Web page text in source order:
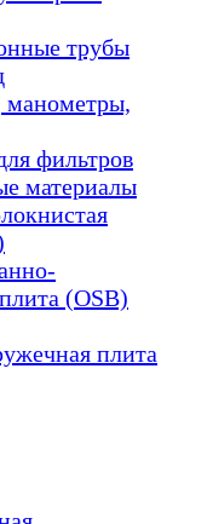
трубы
манометры,
фильтров
материалы
(OSB)
плита